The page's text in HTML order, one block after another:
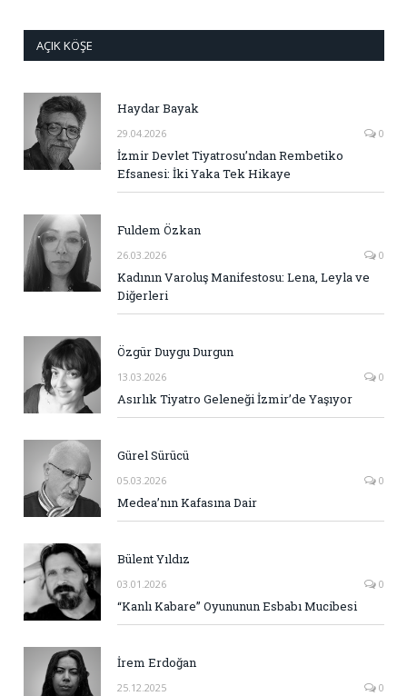
AÇIK KÖŞE
Haydar Bayak
29.04.2026 0
İzmir Devlet Tiyatrosu’ndan Rembetiko
Efsanesi: İki Yaka Tek Hikaye
Fuldem Özkan
26.03.2026 0
Kadının Varoluş Manifestosu: Lena, Leyla ve
Diğerleri
Özgür Duygu Durgun
13.03.2026 0
Asırlık Tiyatro Geleneği İzmir’de Yaşıyor
Gürel Sürücü
05.03.2026 0
Medea’nın Kafasına Dair
Bülent Yıldız
03.01.2026 0
“Kanlı Kabare” Oyununun Esbabı Mucibesi
İrem Erdoğan
25.12.2025 0